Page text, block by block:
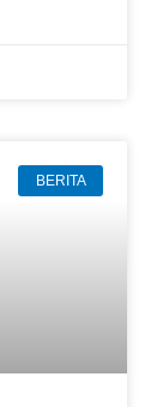
BERITA